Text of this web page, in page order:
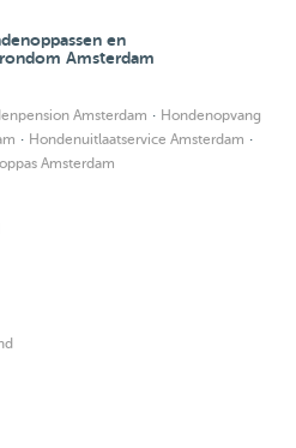
en
Amsterdam
Amsterdam · Hondenopvang
· Hondenuitlaatservice Amsterdam ·
Amsterdam